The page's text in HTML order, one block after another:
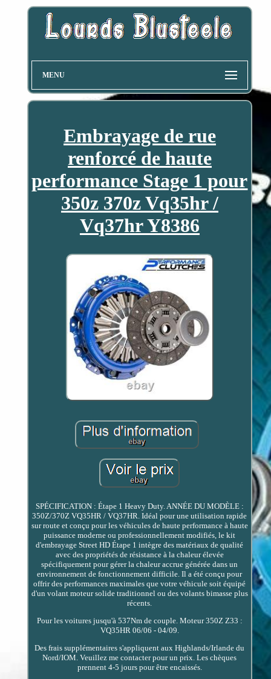
MENU
Embrayage de rue
renforcé de haute
performance Stage 1 pour
350z 370z Vq35hr /
Vq37hr Y8386
SPÉCIFICATION : Étape 1 Heavy Duty. ANNÉE DU MODÈLE :
350Z/370Z VQ35HR / VQ37HR. Idéal pour une utilisation rapide
sur route et conçu pour les véhicules de haute performance à haute
puissance moderne ou professionnellement modifiés, le kit
d'embrayage Street HD Étape 1 intègre des matériaux de qualité
avec des propriétés de résistance à la chaleur élevée
spécifiquement pour gérer la chaleur accrue générée dans un
environnement de fonctionnement difficile. Il a été conçu pour
offrir des performances maximales que votre véhicule soit équipé
d'un volant moteur solide traditionnel ou des volants bimasse plus
récents.
Pour les voitures jusqu'à 537Nm de couple. Moteur 350Z Z33 :
VQ35HR 06/06 - 04/09.
Des frais supplémentaires s'appliquent aux Highlands/Irlande du
Nord/IOM. Veuillez me contacter pour un prix. Les chèques
prennent 4-5 jours pour être encaissés.